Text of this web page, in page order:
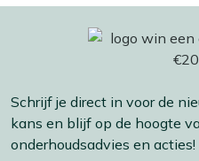
Schrijf je direct in voor de
kans en blijf op de hoogte
onderhoudsadvies en acties!